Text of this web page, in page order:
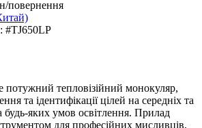
повернення
#TJ650LP
тепловізійний монокуляр,
та ідентифікації цілей на середніх та
будь-яких умов освітлення. Прилад
для професійних мисливців,